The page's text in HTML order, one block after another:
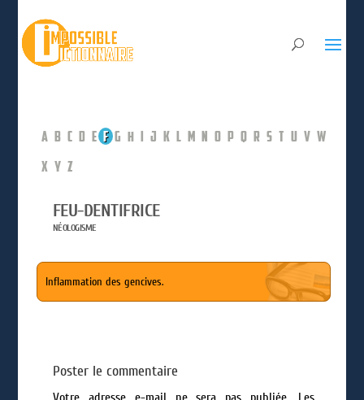
A B C D E F G H I J K L M N O P Q R S T U V W
X Y Z
FEU-DENTIFRICE
NÉOLOGISME
Inflammation des gencives.
Poster le commentaire